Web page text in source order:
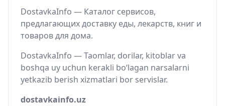
DostavkaInfo — Каталог сервисов,
предлагающих доставку еды, лекарств, книг и
товаров для дома.
DostavkaInfo — Taomlar, dorilar, kitoblar va
boshqa uy uchun kerakli bo‘lagan narsalarni
yetkazib berish xizmatlari bor servislar.
dostavkainfo.uz